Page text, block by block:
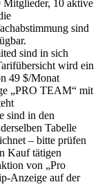
Mitglieder, 10 aktive
sind
sind in sich
wird ein
49 $/Monat
„PRO TEAM“ mit
sind in den
Tabelle
– bitte prüfen
Kauf tätigen
von „Pro
Anzeige auf der